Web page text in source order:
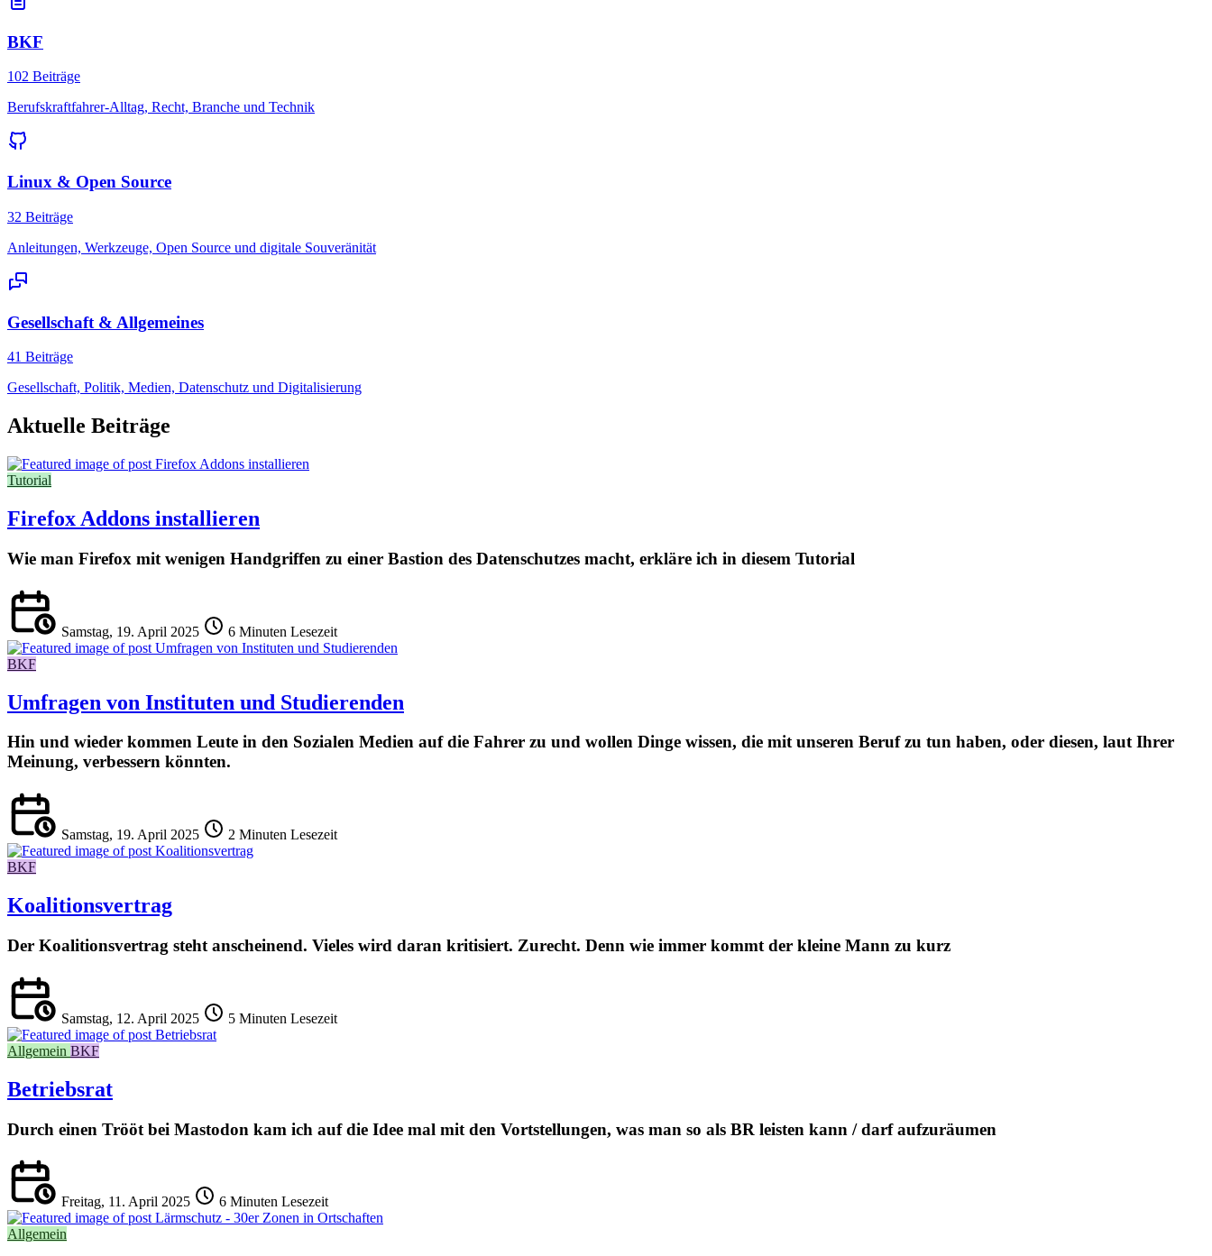
BKF
102 Beiträge
Berufskraftfahrer-Alltag, Recht, Branche und Technik
Linux & Open Source
32 Beiträge
Anleitungen, Werkzeuge, Open Source und digitale Souveränität
Gesellschaft & Allgemeines
41 Beiträge
Gesellschaft, Politik, Medien, Datenschutz und Digitalisierung
Aktuelle Beiträge
Tutorial
Firefox Addons installieren
Wie man Firefox mit wenigen Handgriffen zu einer Bastion des Datenschutzes macht, erkläre ich in diesem Tutorial
Samstag, 19. April 2025 6 Minuten Lesezeit
BKF
Umfragen von Instituten und Studierenden
Hin und wieder kommen Leute in den Sozialen Medien auf die Fahrer zu und wollen Dinge wissen, die mit unseren Beruf zu tun haben, oder diesen, laut Ihrer
Meinung, verbessern könnten.
Samstag, 19. April 2025 2 Minuten Lesezeit
BKF
Koalitionsvertrag
Der Koalitionsvertrag steht anscheinend. Vieles wird daran kritisiert. Zurecht. Denn wie immer kommt der kleine Mann zu kurz
Samstag, 12. April 2025 5 Minuten Lesezeit
Allgemein BKF
Betriebsrat
Durch einen Trööt bei Mastodon kam ich auf die Idee mal mit den Vortstellungen, was man so als BR leisten kann / darf aufzuräumen
Freitag, 11. April 2025 6 Minuten Lesezeit
Allgemein